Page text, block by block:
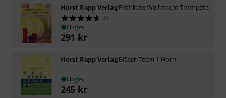
Horst Rapp VerlagFröhliche Weihnacht Trompete
21
i lager
291 kr
Horst Rapp VerlagBläser-Team 1 Horn
i lager
245 kr